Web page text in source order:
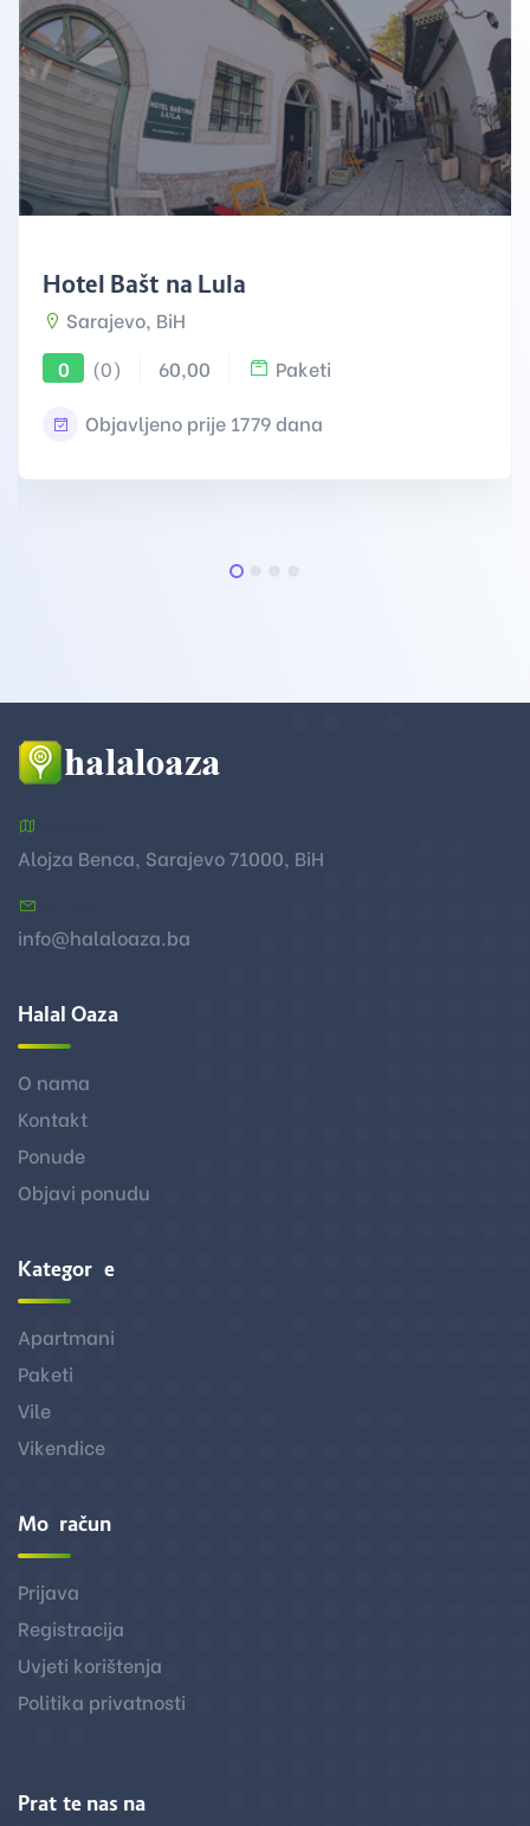
Hotel Baština Lula
Sarajevo, BiH
0
(0) 60,00 Paketi
Objavljeno prije 1779 dana
Alojza Benca, Sarajevo 71000, BiH
info@halaloaza.ba
Halal Oaza
O nama
Kontakt
Ponude
Objavi ponudu
Kategorije
Apartmani
Paketi
Vile
Vikendice
Moj račun
Prijava
Registracija
Uvjeti korištenja
Politika privatnosti
Pratite nas na